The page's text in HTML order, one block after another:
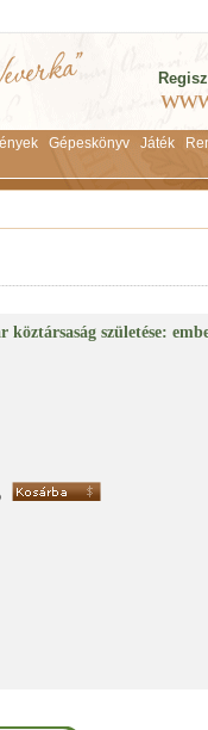
Gépeskönyv Játék
születése: